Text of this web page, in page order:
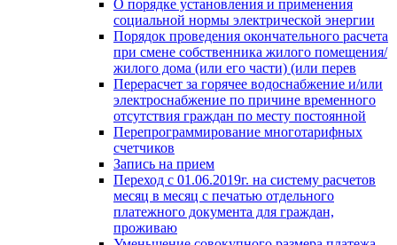
О порядке установления и применения
социальной нормы электрической энергии
Порядок проведения окончательного расчета
при смене собственника жилого помещения/
жилого дома (или его части) (или перев
Перерасчет за горячее водоснабжение и/или
электроснабжение по причине временного
отсутствия граждан по месту постоянной
Перепрограммирование многотарифных
счетчиков
Запись на прием
Переход с 01.06.2019г. на систему расчетов
месяц в месяц с печатью отдельного
платежного документа для граждан,
проживаю